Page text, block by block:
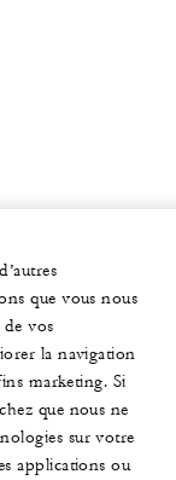
que vous nous
vos
la navigation
marketing. Si
que nous ne
sur votre
applications ou